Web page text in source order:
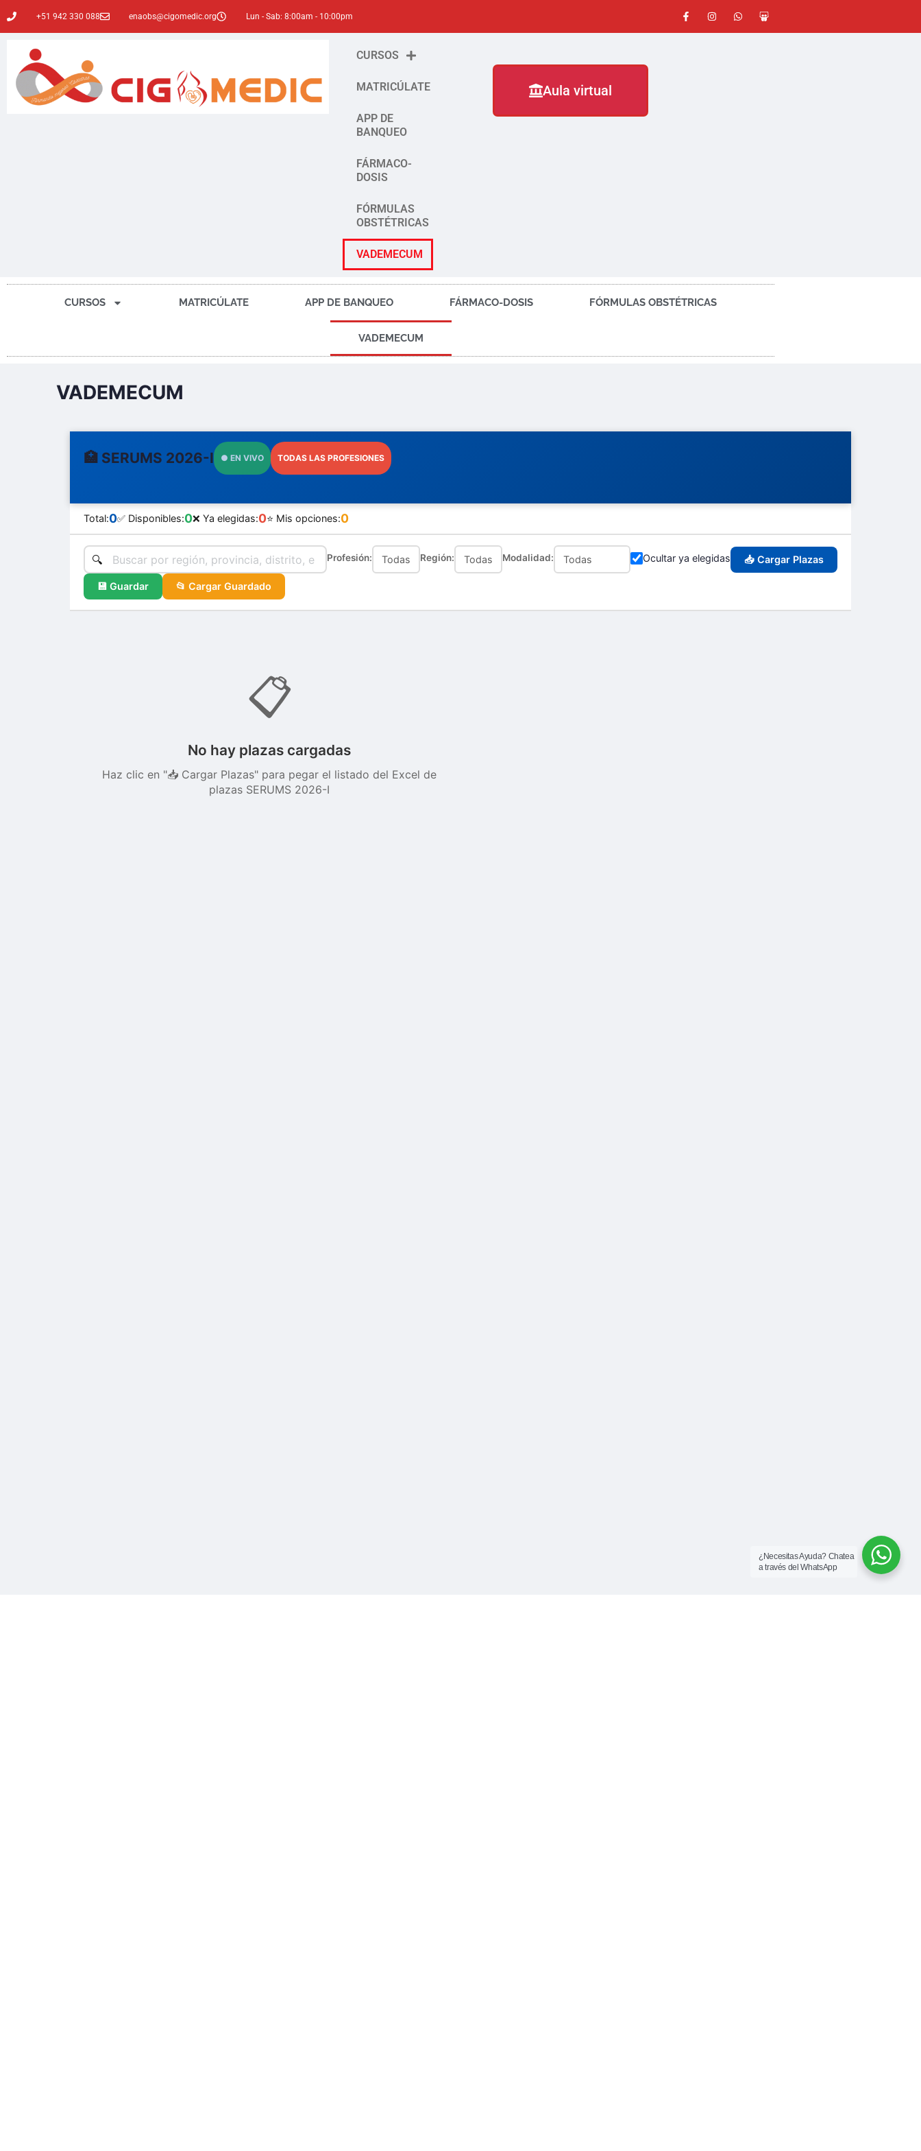
+51 942 330 088 enaobs@cigomedic.org Lun - Sab: 8:00am - 10:00pm
CURSOS
MATRICÚLATE
APP DE
BANQUEO
FÁRMACO-
DOSIS
FÓRMULAS
OBSTÉTRICAS
VADEMECUM
Aula virtual
CURSOS MATRICÚLATE APP DE BANQUEO FÁRMACO-DOSIS FÓRMULAS OBSTÉTRICAS
VADEMECUM
VADEMECUM
🏥 SERUMS 2026-I ● EN VIVO TODAS LAS PROFESIONES
Total:0✅ Disponibles:0❌ Ya elegidas:0⭐ Mis opciones:0
Profesión: Región: Modalidad: Ocultar ya elegidas 📥 Cargar Plazas
💾 Guardar 📂 Cargar Guardado
📋
No hay plazas cargadas
Haz clic en "📥 Cargar Plazas" para pegar el listado del Excel de
plazas SERUMS 2026-I
¿Necesitas Ayuda? Chatea
a través del WhatsApp